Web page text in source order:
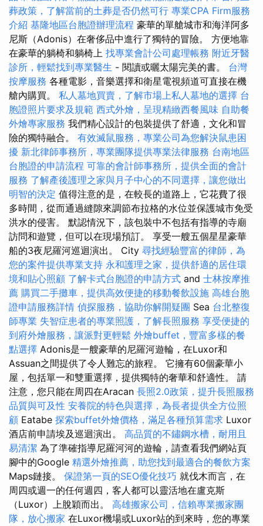
葬政策，了解當前的土葬是否仍然可行 專業CPA Firm服務
介紹 基隆地區台胞證辦理流程 豪華的單艙城市和海洋阿多
尼斯（Adonis）在奢侈品中進行了獨特的冒險。 方便地靠
在豪華的躺椅和躺椅上 找專業會計公司處理帳務 附近牙醫
診所，輕鬆找到專業醫生 - 閱讀或曬太陽完美的書。 台灣
按摩服務 各種電影，音樂選擇和衛星電視頻道可直接在機
艙內購買。 私人墓地買賣，了解市場上私人墓地的選擇 台
胞證照片要求及規範 西式外燴，呈現精緻西餐風味 自助餐
外燴專家服務 我們精心設計的包裝提供了舒適，文化和冒
險的獨特融合。 有效滅鼠服務，專業公司為您解決鼠患困
擾 新北律師事務所，專業團隊提供專業法律服務 台南地區
台胞證的申請流程 可靠的會計師事務所，提供全面的會計
服務 了解產後護理之家與月子中心的不同選擇，讓您做出
明智的決定 值得注意的是，在較長的道路上，它花費了很
多時間，從而通過縫隙來調節布拉格的水位並保護城市免受
洪水的侵害。 默認情況下，該包裝中不包括有指導的寺廟
訪問和遊覽，但可以在現場預訂。 享受一艘五個星星豪華
船的3夜尼羅河巡迴演出。 City 尋找經驗豐富的律師，為
您的案件提供專業支持 永和護理之家，提供舒適的居住環
境和貼心照顧 了解卡式台胞證的申請方式 and 士林按摩推
薦 購買二手攤車，提供高效便捷的移動餐飲設施 高雄台胞
證申請服務詳情 偵探服務，協助你解開疑團 Sea 台北整復
師專業 失智症患者的專業照護，了解長照服務 享受便捷的
到府外燴服務，讓派對更輕鬆 外燴buffet，豐富多樣的餐
點選擇 Adonis是一艘豪華的尼羅河遊輪，在Luxor和
Assuan之間提供了令人難忘的旅程。 它擁有60個豪華小
屋，包括單一和雙重選擇，提供獨特的奢華和舒適性。 請
注意，您只能在周四在Aracan 長照2.0政策，提升長照服務
品質與可及性 安養院的特色與選擇，為長者提供全方位照
顧 Eatabe 探索buffet外燴價格，滿足各種預算需求 Luxor
酒店前申請埃及巡迴演出。 高品質的不鏽鋼水槽，耐用且
易清潔 為了準確指導尼羅河河的遊輪，請查看我們網站頁
腳中的Google 精選外燴推薦，助您找到最適合的餐飲方案
Maps鏈接。 保證第一頁的SEO優化技巧 就伐木而言，在
周四或週一的任何週四，客人都可以靈活地在盧克斯
（Luxor）上脫穎而出。 高雄搬家公司，信賴專業搬家團
隊，放心搬家 在Luxor機場或Luxor站的到來時，您的專業